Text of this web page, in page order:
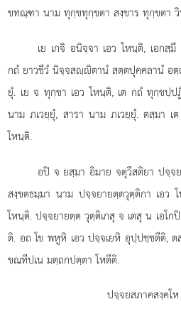
ขทณฺฑา นาม ทุกฺขทุกฺขตา สงฺขาร ทุกฺขตา
เย เกจิ อนิจฺจา เอว โหนฺติ, เอก
กถํ ยาวชีวํ นิจฺจสฺิตานํ สตฺตปุคฺคลานํ อตฺ
ยุํ. เย จ ทุกฺขา เอว โหนฺติ, เต กถํ ทุกฺขปฺ
นาม ภเวยฺยุํ, สารา นาม ภเวยฺยุํ. ตสฺมา เ
โหนฺติ.
อปิ จ ยสฺมา อิมาย จตุวีสติยา ปจฺจ
สงฺขตธมฺมา นาม ปจฺจยายตฺตวุตฺติกา เอว
โหนฺติ. ปจฺจยายตฺต วุตฺติเกสุ จ เตสุ น เอโ
ติ. อถ โข พหูหิ เอว ปจฺจเยหิ อุปฺปชฺชตีติ,
ขณทีปเน มตฺถกปตฺตา โหตีติ.
ปจฺจยสภาคสงฺคโ